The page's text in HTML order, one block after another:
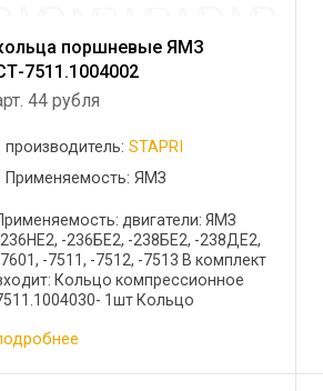
поршневые ЯМЗ
7511.1004002
44 рубля
производитель: STAPRI
Применяемость: ЯМЗ
двигатели: ЯМЗ
-236БЕ2, -238БЕ2, -238ДЕ2,
-7511, -7512, -7513 В комплект
Кольцо компрессионное
1шт Кольцо
Кольцо маслосъёмное